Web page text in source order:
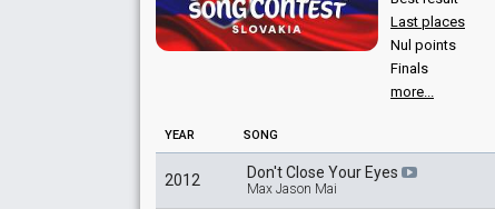
Last places
Nul points
Finals
more...
YEAR SONG
2012 Don't Close Your Eyes
Max Jason Mai